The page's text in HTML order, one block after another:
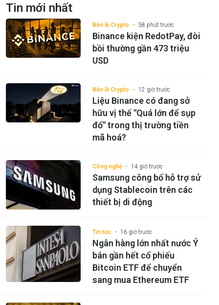
Tin mới nhất
Bên lề Crypto 58 phút trước
Binance kiện RedotPay, đòi
bồi thường gần 473 triệu
USD
Bên lề Crypto 12 giờ trước
Liệu Binance có đang sở
hữu vị thế "Quá lớn để sụp
đổ" trong thị trường tiền
mã hoá?
Công nghệ 14 giờ trước
Samsung công bố hỗ trợ sử
dụng Stablecoin trên các
thiết bị di động
Tin tức 16 giờ trước
Ngân hàng lớn nhất nước Ý
bán gần hết cổ phiếu
Bitcoin ETF để chuyển
sang mua Ethereum ETF